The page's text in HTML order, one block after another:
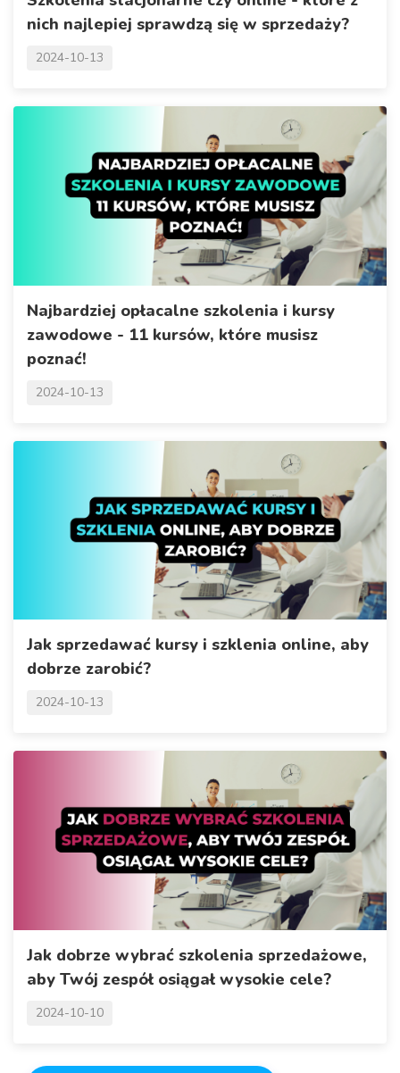
nich najlepiej sprawdzą się w sprzedaży?
2024-10-13
Najbardziej opłacalne szkolenia i kursy
zawodowe - 11 kursów, które musisz
poznać!
2024-10-13
Jak sprzedawać kursy i szklenia online, aby
dobrze zarobić?
2024-10-13
Jak dobrze wybrać szkolenia sprzedażowe,
aby Twój zespół osiągał wysokie cele?
2024-10-10